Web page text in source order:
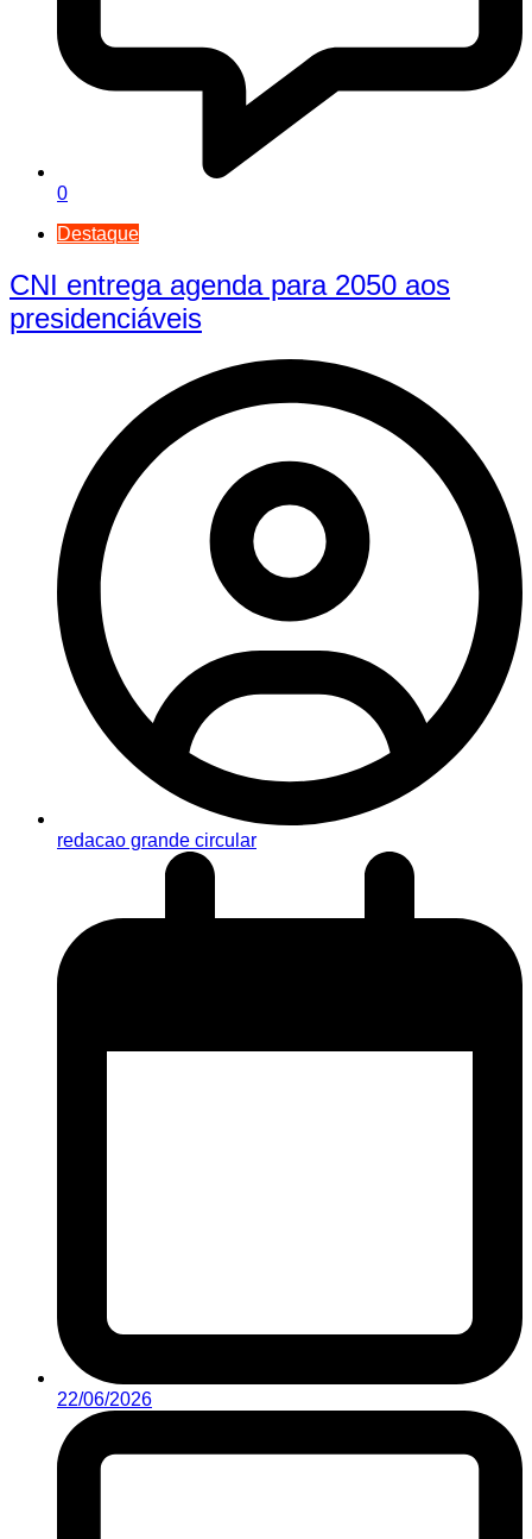
0
Destaque
CNI entrega agenda para 2050 aos
presidenciáveis
redacao grande circular
22/06/2026